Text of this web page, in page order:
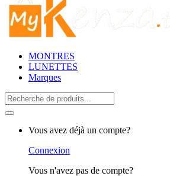
MONTRES
LUNETTES
Marques
Search
for:
Vous avez déjà un compte?
Connexion
Vous n'avez pas de compte?